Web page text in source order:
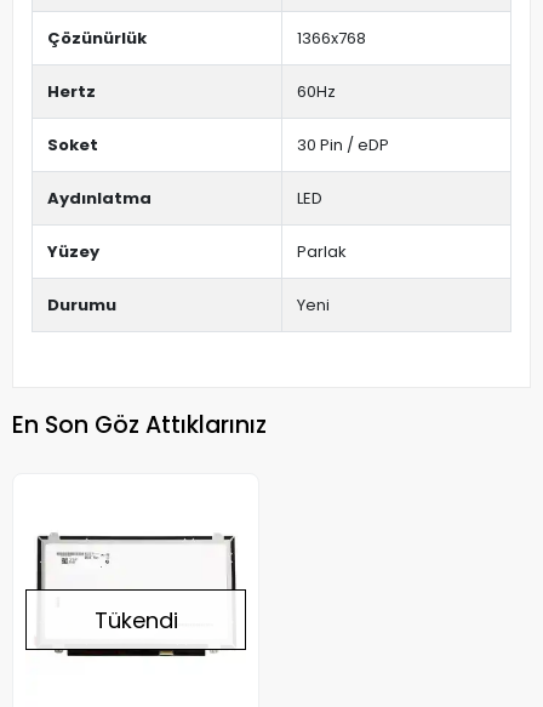
Çözünürlük 1366x768
Hertz 60Hz
Soket 30 Pin / eDP
Aydınlatma LED
Yüzey Parlak
Durumu Yeni
En Son Göz Attıklarınız
Tükendi